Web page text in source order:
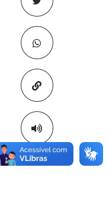
Copiar para